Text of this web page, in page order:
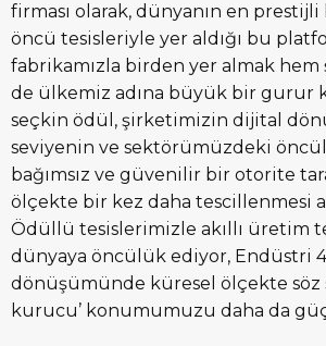
firması olarak, dünyanın en
öncü tesisleriyle yer aldığı bu
fabrikamızla birden yer almak
de ülkemiz adına büyük bir gurur
seçkin ödül, şirketimizin dijital
seviyenin ve sektörümüzdeki
bağımsız ve güvenilir bir otorite
ölçekte bir kez daha tescillenmesi
Ödüllü tesislerimizle akıllı üretim
dünyaya öncülük ediyor, Endüstri
dönüşümünde küresel ölçekte söz
kurucu’ konumumuzu daha da